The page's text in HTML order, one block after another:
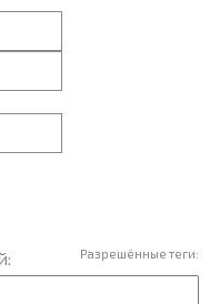
Разрешённые теги: